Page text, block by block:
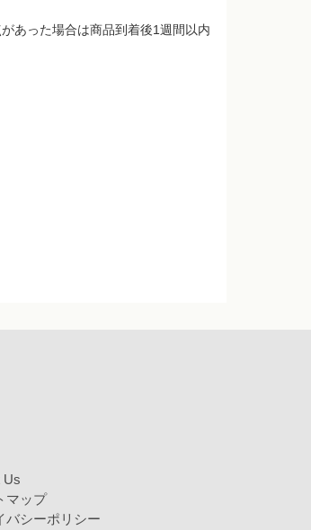
あった場合は商品到着後1週間以内
Us
マップ
バシーポリシー